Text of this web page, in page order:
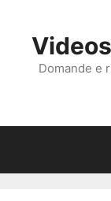
contenuto
Domande e